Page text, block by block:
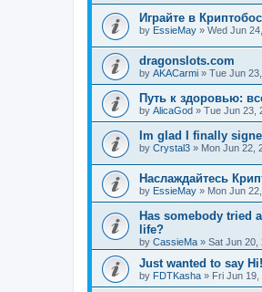
Играйте в
by EssieMay » Wed Jun
dragonslots.com
by AKACarmi » Tue Jun
Путь к здоровью:
by AlicaGod » Tue Jun 23,
Im glad I finally
by Crystal3 » Mon Jun 22,
Наслаждайтесь
by EssieMay » Mon Jun
Has somebody tried
life?
by CassieMa » Sat Jun 20,
Just wanted to say Hi!
by FDTKasha » Fri Jun 19,